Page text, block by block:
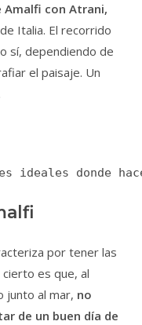
Amalfi con Atrani,
Italia. El recorrido
sí, dependiendo de
el paisaje. Un
ideales donde
por tener las
es que, al
junto al mar, no
de un buen día de